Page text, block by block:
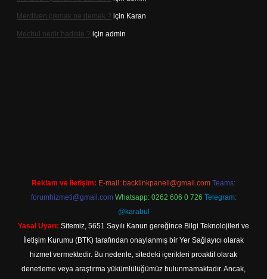
Merdiven çıkmak ne demek ? için Karan
Mechul nedir hadiste ? için admin
Reklam ve İletişim: E-mail: backlinkpaneli@gmail.com Teams:
forumhizmeti@gmail.com Whatsapp: 0262 606 0 726 Telegram:
@karabul
Yasal Uyarı: Sitemiz, 5651 Sayılı Kanun gereğince Bilgi Teknolojileri ve
İletişim Kurumu (BTK) tarafından onaylanmış bir Yer Sağlayıcı olarak
hizmet vermektedir. Bu nedenle, sitedeki içerikleri proaktif olarak
denetleme veya araştırma yükümlülüğümüz bulunmamaktadır. Ancak,